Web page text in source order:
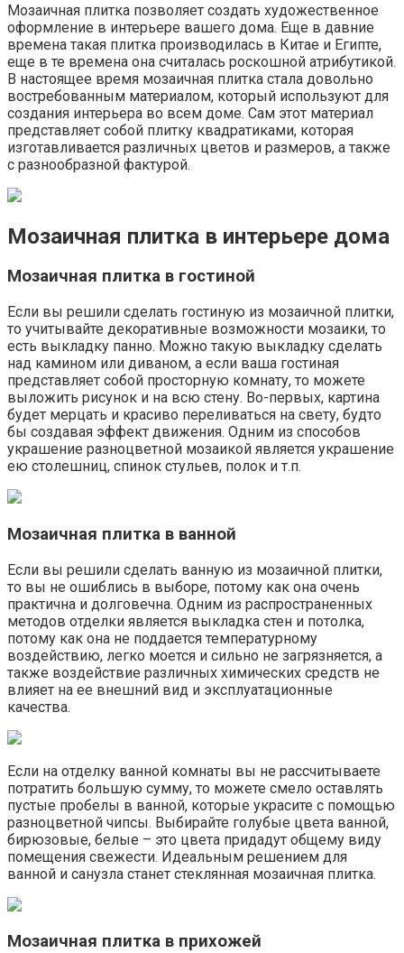
Мозаичная плитка позволяет создать художественное
оформление в интерьере вашего дома. Еще в давние
времена такая плитка производилась в Китае и Египте,
еще в те времена она считалась роскошной атрибутикой.
В настоящее время мозаичная плитка стала довольно
востребованным материалом, который используют для
создания интерьера во всем доме. Сам этот материал
представляет собой плитку квадратиками, которая
изготавливается различных цветов и размеров, а также
с разнообразной фактурой.
Мозаичная плитка в интерьере дома
Мозаичная плитка в гостиной
Если вы решили сделать гостиную из мозаичной плитки,
то учитывайте декоративные возможности мозаики, то
есть выкладку панно. Можно такую выкладку сделать
над камином или диваном, а если ваша гостиная
представляет собой просторную комнату, то можете
выложить рисунок и на всю стену. Во-первых, картина
будет мерцать и красиво переливаться на свету, будто
бы создавая эффект движения. Одним из способов
украшение разноцветной мозаикой является украшение
ею столешниц, спинок стульев, полок и т.п.
Мозаичная плитка в ванной
Если вы решили сделать ванную из мозаичной плитки,
то вы не ошиблись в выборе, потому как она очень
практична и долговечна. Одним из распространенных
методов отделки является выкладка стен и потолка,
потому как она не поддается температурному
воздействию, легко моется и сильно не загрязняется, а
также воздействие различных химических средств не
влияет на ее внешний вид и эксплуатационные
качества.
Если на отделку ванной комнаты вы не рассчитываете
потратить большую сумму, то можете смело оставлять
пустые пробелы в ванной, которые украсите с помощью
разноцветной чипсы. Выбирайте голубые цвета ванной,
бирюзовые, белые – это цвета придадут общему виду
помещения свежести. Идеальным решением для
ванной и санузла станет стеклянная мозаичная плитка.
Мозаичная плитка в прихожей